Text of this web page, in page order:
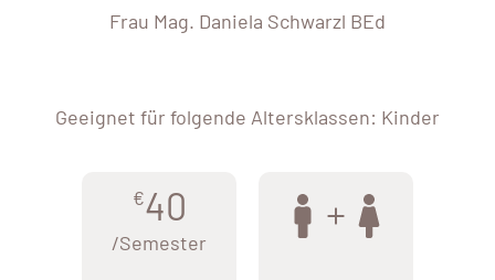
Frau Mag. Daniela Schwarzl BEd
Geeignet für folgende Altersklassen: Kinder
€40
/Semester